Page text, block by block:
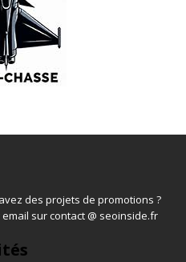
des projets de promotions ?
sur contact @ seoinside.fr